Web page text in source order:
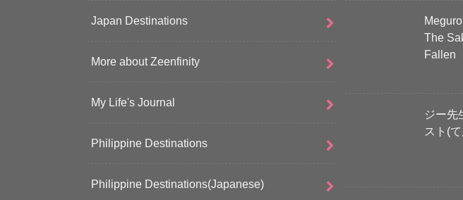
Japan Destinations
More about Zeenfinity
My Life's Journal
Philippine Destinations
Philippine Destinations(Japanese)
The
Fallen
ジー先
スト(